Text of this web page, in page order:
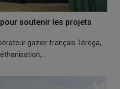
soutenir les projets
gazier français Téréga,